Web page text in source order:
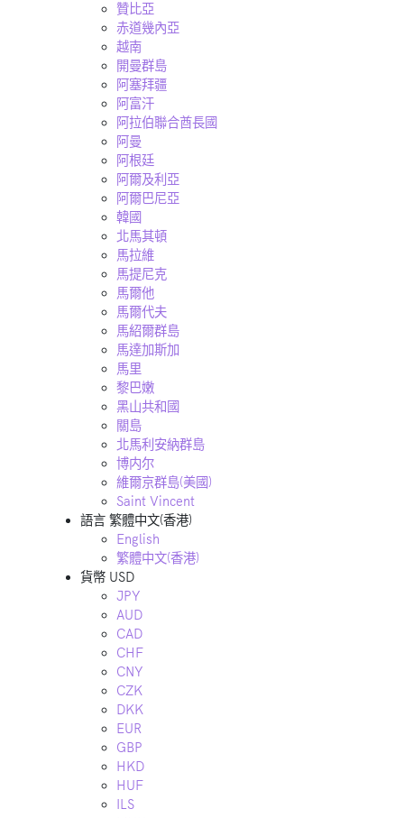
贊比亞
赤道幾內亞
越南
開曼群島
阿塞拜疆
阿富汗
阿拉伯聯合酋長國
阿曼
阿根廷
阿爾及利亞
阿爾巴尼亞
韓國
北馬其頓
馬拉維
馬提尼克
馬爾他
馬爾代夫
馬紹爾群島
馬達加斯加
馬里
黎巴嫩
黑山共和國
關島
北馬利安納群島
博内尔
維爾京群島(美國)
Saint Vincent
語言 繁體中文(香港)
English
繁體中文(香港)
貨幣 USD
JPY
AUD
CAD
CHF
CNY
CZK
DKK
EUR
GBP
HKD
HUF
ILS